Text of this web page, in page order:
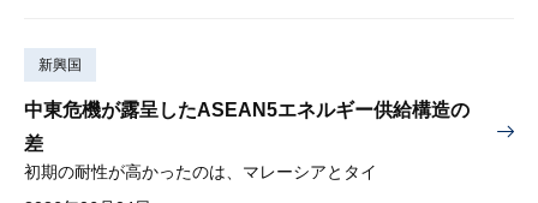
新興国
中東危機が露呈したASEAN5エネルギー供給構造の
差
初期の耐性が高かったのは、マレーシアとタイ